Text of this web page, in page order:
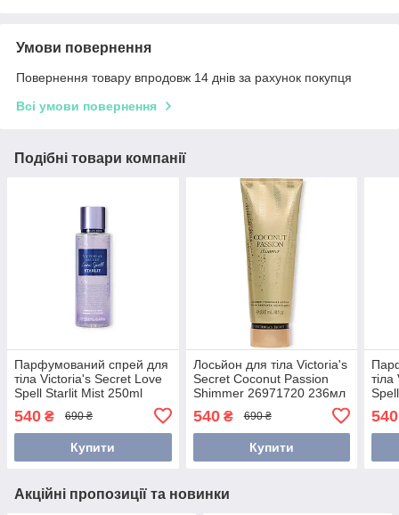
Умови повернення
Повернення товару впродовж 14 днів за рахунок покупця
Всі умови повернення
Подібні товари компанії
Парфумований спрей для
тіла Victoria's Secret Love
Spell Starlit Mist 250ml
540 ₴ 690 ₴
Купити
Лосьйон для тіла Victoria's
Secret Coconut Passion
Shimmer 26971720 236мл
540₴ 690 ₴
Купити
540
Акційні пропозиції та новинки